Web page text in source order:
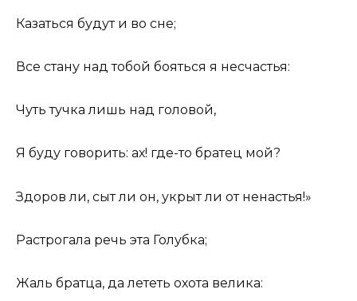
Казаться будут и во сне;
Все стану над тобой бояться я несчастья:
Чуть тучка лишь над головой,
Я буду говорить: ах! где-то братец мой?
Здоров ли, сыт ли он, укрыт ли от ненастья!»
Растрогала речь эта Голубка;
Жаль братца, да лететь охота велика: